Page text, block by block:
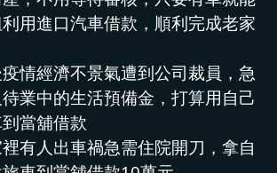
用進口汽車借款，順利完成老家
情經濟不景氣遭到公司裁員，急
業中的生活預備金，打算用自己
當舖借款
有人出車禍急需住院開刀，拿自